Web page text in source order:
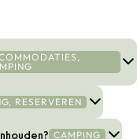
per plek
niet toegestaan.
RESERVEREN
CAMPING